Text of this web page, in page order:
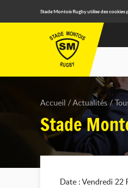
Stade Montois Rugby utilise des
Accueil Actualités
Stade
Date : Vendredi 22